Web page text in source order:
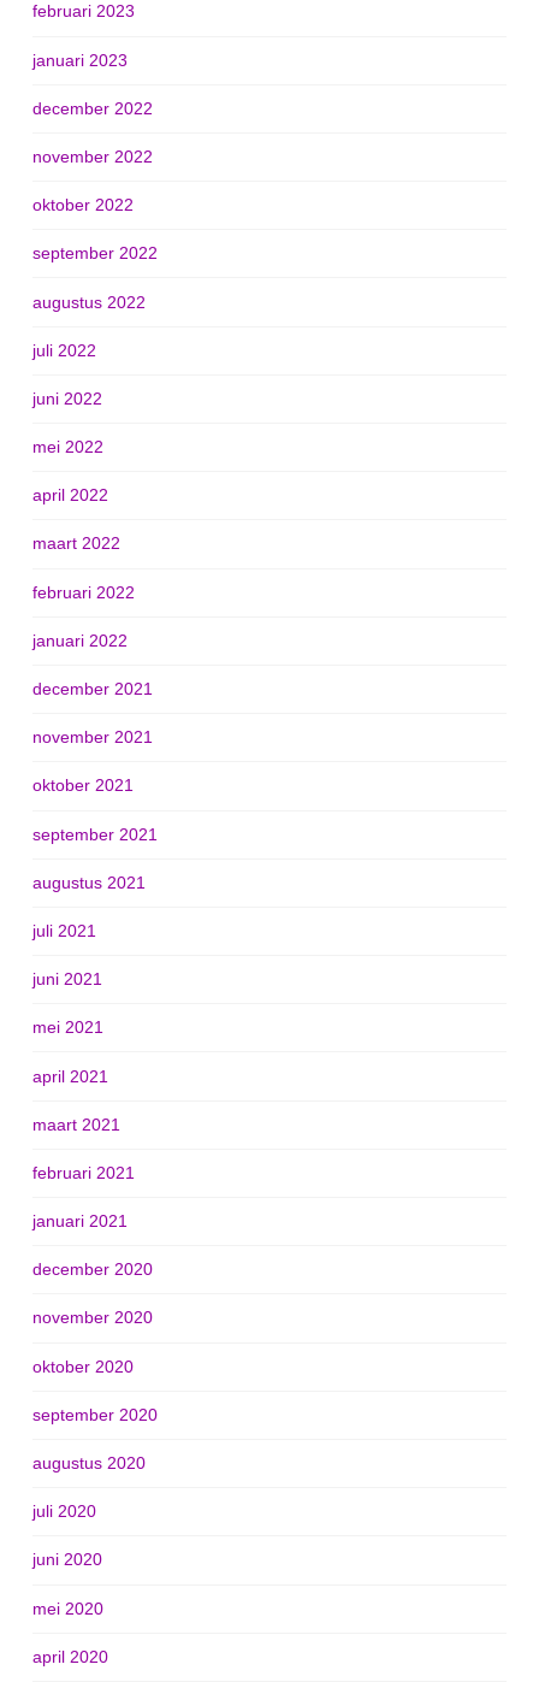
februari 2023
januari 2023
december 2022
november 2022
oktober 2022
september 2022
augustus 2022
juli 2022
juni 2022
mei 2022
april 2022
maart 2022
februari 2022
januari 2022
december 2021
november 2021
oktober 2021
september 2021
augustus 2021
juli 2021
juni 2021
mei 2021
april 2021
maart 2021
februari 2021
januari 2021
december 2020
november 2020
oktober 2020
september 2020
augustus 2020
juli 2020
juni 2020
mei 2020
april 2020